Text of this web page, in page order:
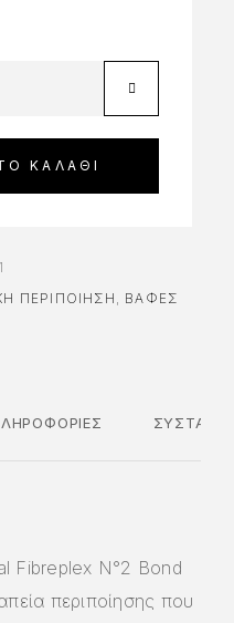
ΚΑΛΆΘΙ
ΠΕΡΙΠΟΊΗΣΗ , ΒΑΦΈΣ
Fibreplex N°2 Bond
περιποίησης που